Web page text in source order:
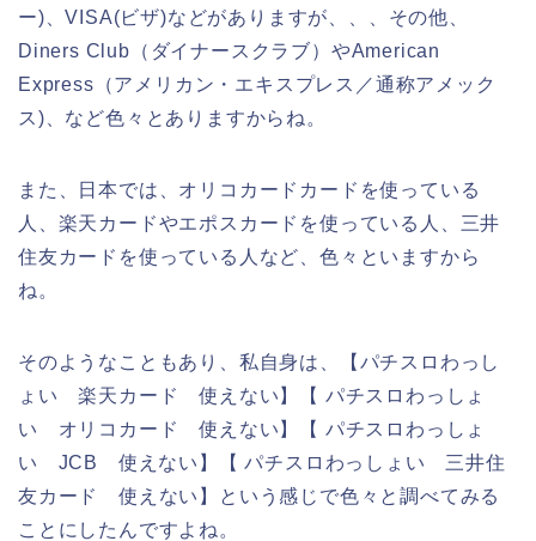
ー)、VISA(ビザ)などがありますが、、、その他、
Diners Club（ダイナースクラブ）やAmerican
Express（アメリカン・エキスプレス／通称アメック
ス)、など色々とありますからね。
また、日本では、オリコカードカードを使っている
人、楽天カードやエポスカードを使っている人、三井
住友カードを使っている人など、色々といますから
ね。
そのようなこともあり、私自身は、【パチスロわっし
ょい 楽天カード 使えない】【 パチスロわっしょ
い オリコカード 使えない】【 パチスロわっしょ
い JCB 使えない】【 パチスロわっしょい 三井住
友カード 使えない】という感じで色々と調べてみる
ことにしたんですよね。